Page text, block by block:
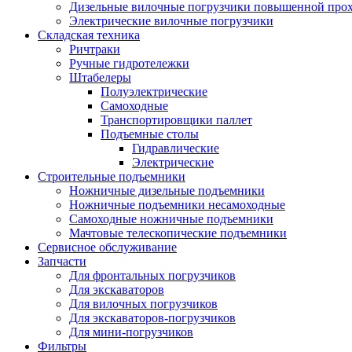
Дизельные вилочные погрузчики повышенной
Электрические вилочные погрузчики
Складская техника
Ричтраки
Ручные гидротележки
Штабелеры
Полуэлектрические
Самоходные
Транспортировщики паллет
Подъемные столы
Гидравлические
Электрические
Строительные подъемники
Ножничные дизельные подъемники
Ножничные подъемники несамоходные
Самоходные ножничные подъемники
Мачтовые телескопические подъемники
Сервисное обслуживание
Запчасти
Для фронтальных погрузчиков
Для экскаваторов
Для вилочных погрузчиков
Для экскаваторов-погрузчиков
Для мини-погрузчиков
Фильтры